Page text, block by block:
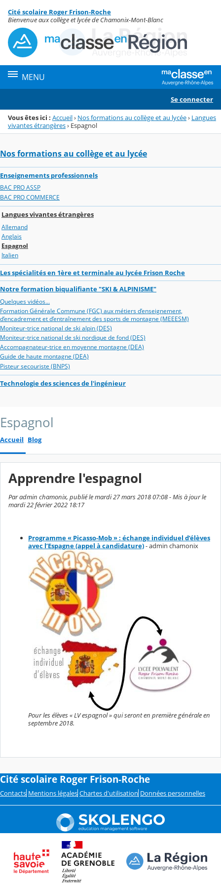
Menu de la rubrique
Contenu
Cité scolaire Roger Frison-Roche
Bienvenue aux collège et lycée de Chamonix-Mont-Blanc
MENU
Se connecter
Vous êtes ici : Accueil› Nos formations au collège et au lycée› Langues
vivantes étrangères› Espagnol
Nos formations au collège et au lycée
Enseignements professionnels
BAC PRO ASSP
BAC PRO COMMERCE
Langues vivantes étrangères
Allemand
Anglais
Espagnol
Italien
Les spécialités en 1ère et terminale au lycée Frison Roche
Notre formation biqualifiante "SKI & ALPINISME"
Quelques vidéos...
Formation Générale Commune (FGC) aux métiers d’enseignement,
d’encadrement et d’entraînement des sports de montagne (MEEESM)
Moniteur-trice national de ski alpin (DES)
Moniteur-trice national de ski nordique de fond (DES)
Accompagnateur-trice en moyenne montagne (DEA)
Guide de haute montagne (DEA)
Pisteur secouriste (BNPS)
Technologie des sciences de l'ingénieur
Espagnol
Accueil Blog
Apprendre l'espagnol
Par admin chamonix, publié le mardi 27 mars 2018 07:08 - Mis à jour le
mardi 22 février 2022 18:17
Programme « Picasso-Mob » : échange individuel d’élèves
avec l’Espagne (appel à candidature)- admin chamonix
Pour les élèves « LV espagnol » qui seront en première générale en
septembre 2018.
Cité scolaire Roger Frison-Roche
Contacts Mentions légales Chartes d'utilisation Données personnelles